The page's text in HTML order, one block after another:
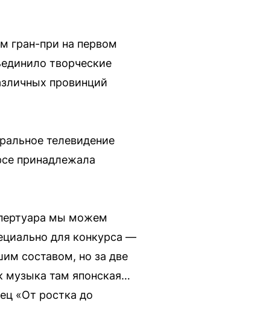
гран-при на первом
творческие
провинций
телевидение
принадлежала
мы можем
для конкурса —
составом, но за две
музыка там японская…
«От ростка до